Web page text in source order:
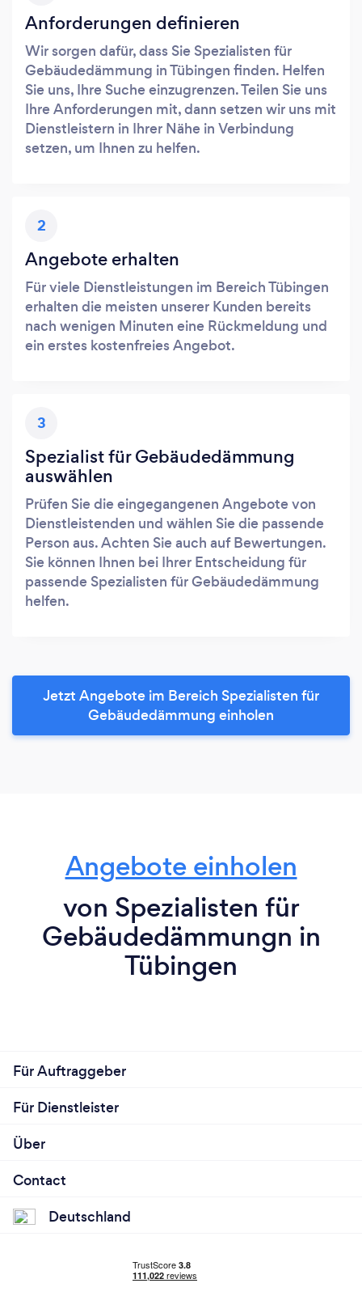
Anforderungen definieren
Wir sorgen dafür, dass Sie Spezialisten für
Gebäudedämmung in Tübingen finden. Helfen
Sie uns, Ihre Suche einzugrenzen. Teilen Sie uns
Ihre Anforderungen mit, dann setzen wir uns mit
Dienstleistern in Ihrer Nähe in Verbindung
setzen, um Ihnen zu helfen.
2
Angebote erhalten
Für viele Dienstleistungen im Bereich Tübingen
erhalten die meisten unserer Kunden bereits
nach wenigen Minuten eine Rückmeldung und
ein erstes kostenfreies Angebot.
3
Spezialist für Gebäudedämmung
auswählen
Prüfen Sie die eingegangenen Angebote von
Dienstleistenden und wählen Sie die passende
Person aus. Achten Sie auch auf Bewertungen.
Sie können Ihnen bei Ihrer Entscheidung für
passende Spezialisten für Gebäudedämmung
helfen.
Jetzt Angebote im Bereich Spezialisten für
Gebäudedämmung einholen
Angebote einholen
von Spezialisten für
Gebäudedämmungn in
Tübingen
Für Auftraggeber
Für Dienstleister
Über
Contact
Deutschland